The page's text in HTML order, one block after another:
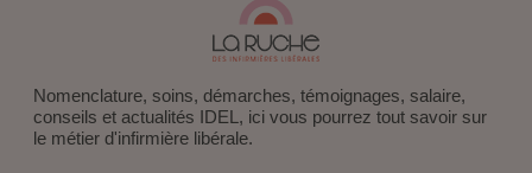
Nomenclature, soins, démarches, témoignages, salaire,
conseils et actualités IDEL, ici vous pourrez tout savoir sur
le métier d'infirmière libérale.